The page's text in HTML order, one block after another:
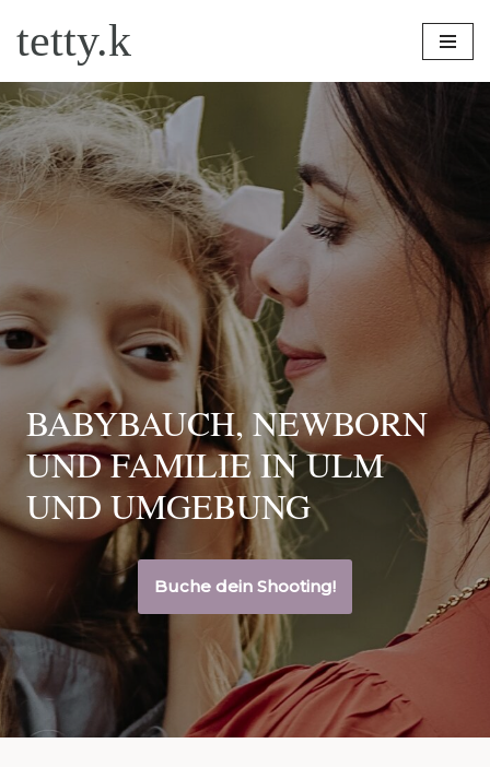
Zum
Inhalt
springen
tetty.k
BABYBAUCH, NEWBORN
UND FAMILIE IN ULM
UND UMGEBUNG
Buche dein Shooting!